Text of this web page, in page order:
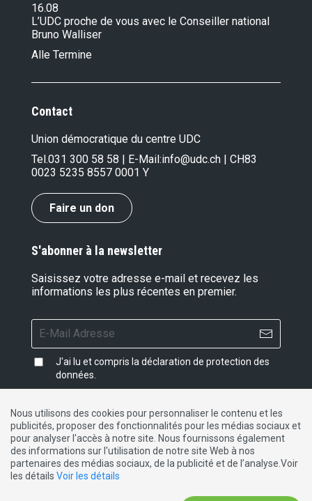
16.08
L’UDC proche de vous avec le Conseiller national
Bruno Walliser
Alle Termine
Contact
Union démocratique du centre UDC
Tel.031 300 58 58 | E-Mail:info@udc.ch | CH83
0023 5235 8557 0001 Y
Faire un don
S'abonner à la newsletter
Saisissez votre adresse e-mail et recevez les
informations les plus récentes en premier.
J'ai lu et compris la déclaration de protection des
données
Impressum| Protection des données|Contact
DE FR IT
Nous utilisons des cookies pour personnaliser le contenu et les
publicités, proposer des fonctionnalités pour les médias sociaux et
pour analyser l'accès à notre site. Nous fournissons également
des informations sur l'utilisation de notre site Web à nos
partenaires des médias sociaux, de la publicité et de l’analyse.Voir
les détails Voir les détails